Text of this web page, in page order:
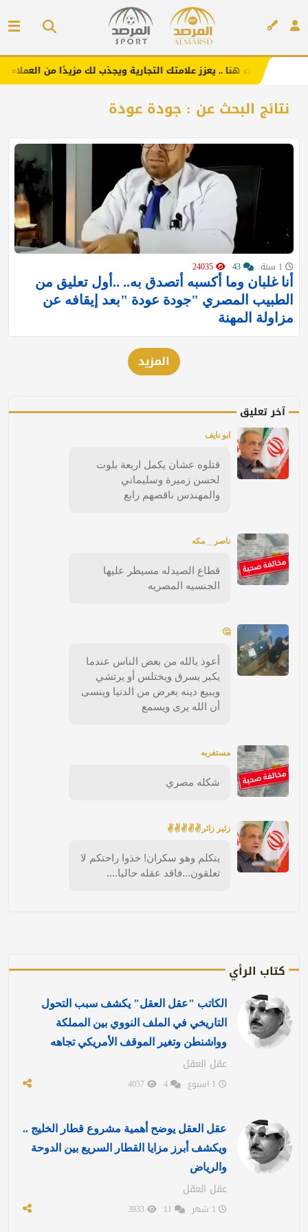
إعلانك هنا .. يعزز علامتك التجارية ويجذب لك مزيدًا من العملاء
نتائج البحث عن : جودة عودة
أنا غلبان وما أكسبه أتصدق به.. ..أول تعليق من
الطبيب المصري "جودة عودة "بعد إيقافه عن
مزاولة المهنة
المزيد
آخر تعليق
ابو نايف
قتلوه عشان يكمل اربعة بلوت
لحسن زميرة وسليماني
والمهندس ناقصهم رابع
ناصر _ مكه
قطاع الصيدله مسيطر عليها
الجنسيه المصريه
🤔
أعوذ بالله من بعض الناس عندما
يكبر يسرق ويختلس أو يرتشي
ويبيع دينه بعرض من الدنيا وينسى
أن الله يرى ويسمع
مستغربه
شكله مصري
زئير زائر✌✌✌✌✌
يتكلم وهو سكران! خذوا راحتكم لا
تعلقون...فاقد عقله حاليا....
كتاب الرأي
الكاتب "عقل العقل" يكشف سبب التحول
التاريخي في الملف النووي بين المملكة
وواشنطن وتغير الموقف الأمريكي تجاهه
عقل العقل
عقل العقل يوضح أهمية مشروع قطار الخليج ..
ويكشف أبرز مزايا القطار السريع بين الدوحة
والرياض
عقل العقل